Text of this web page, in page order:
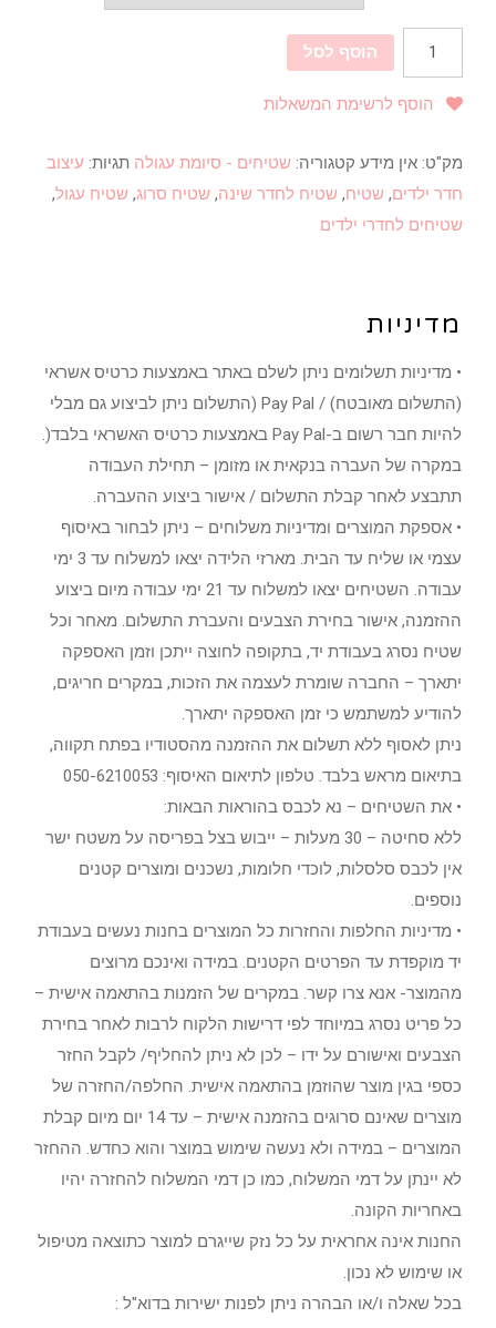
הוסף לסל
הוסף לרשימת המשאלות
מק"ט: אין מידע קטגוריה: שטיחים - סיומת עגולה תגיות: עיצוב
חדר ילדים, שטיח, שטיח לחדר שינה, שטיח סרוג, שטיח עגול,
שטיחים לחדרי ילדים
מדיניות
• מדיניות תשלומים ניתן לשלם באתר באמצעות כרטיס אשראי
(התשלום מאובטח) / Pay Pal (התשלום ניתן לביצוע גם מבלי
להיות חבר רשום ב-Pay Pal באמצעות כרטיס האשראי בלבד(.
במקרה של העברה בנקאית או מזומן – תחילת העבודה
תתבצע לאחר קבלת התשלום / אישור ביצוע ההעברה.
• אספקת המוצרים ומדיניות משלוחים – ניתן לבחור באיסוף
עצמי או שליח עד הבית. מארזי הלידה יצאו למשלוח עד 3 ימי
עבודה. השטיחים יצאו למשלוח עד 21 ימי עבודה מיום ביצוע
ההזמנה, אישור בחירת הצבעים והעברת התשלום. מאחר וכל
שטיח נסרג בעבודת יד, בתקופה לחוצה ייתכן וזמן האספקה
יתארך – החברה שומרת לעצמה את הזכות, במקרים חריגים,
להודיע למשתמש כי זמן האספקה יתארך.
ניתן לאסוף ללא תשלום את ההזמנה מהסטודיו בפתח תקווה,
בתיאום מראש בלבד. טלפון לתיאום האיסוף: 050-6210053
• את השטיחים – נא לכבס בהוראות הבאות:
ללא סחיטה – 30 מעלות – ייבוש בצל בפריסה על משטח ישר
אין לכבס סלסלות, לוכדי חלומות, נשכנים ומוצרים קטנים
נוספים.
• מדיניות החלפות והחזרות כל המוצרים בחנות נעשים בעבודת
יד מוקפדת עד הפרטים הקטנים. במידה ואינכם מרוצים
מהמוצר- אנא צרו קשר. במקרים של הזמנות בהתאמה אישית –
כל פריט נסרג במיוחד לפי דרישות הלקוח לרבות לאחר בחירת
הצבעים ואישורם על ידו – לכן לא ניתן להחליף/ לקבל החזר
כספי בגין מוצר שהוזמן בהתאמה אישית. החלפה/החזרה של
מוצרים שאינם סרוגים בהזמנה אישית – עד 14 יום מיום קבלת
המוצרים – במידה ולא נעשה שימוש במוצר והוא כחדש. ההחזר
לא יינתן על דמי המשלוח, כמו כן דמי המשלוח להחזרה יהיו
באחריות הקונה.
החנות אינה אחראית על כל נזק שייגרם למוצר כתוצאה מטיפול
או שימוש לא נכון.
בכל שאלה ו/או הבהרה ניתן לפנות ישירות בדוא"ל :